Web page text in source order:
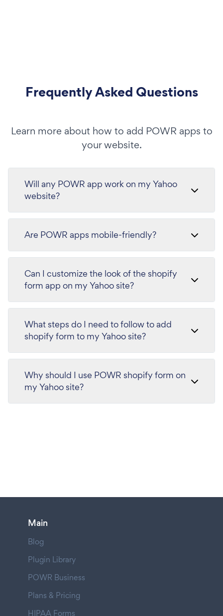
Frequently Asked Questions
Learn more about how to add POWR apps to
your website.
Will any POWR app work on my Yahoo
website?
Are POWR apps mobile-friendly?
Can I customize the look of the shopify
form app on my Yahoo site?
What steps do I need to follow to add
shopify form to my Yahoo site?
Why should I use POWR shopify form on
my Yahoo site?
Main
Blog
Plugin Library
POWR Business
Plans & Pricing
HIPAA Forms